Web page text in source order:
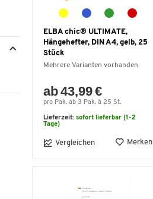
ELBA chic® ULTIMATE,
Hängehefter, DIN A4, gelb, 25
Stück
Mehrere Varianten vorhanden
ab 43,99 €
pro Pak. ab 3 Pak. à 25 St.
Lieferzeit: sofort lieferbar (1-2
Tage)
Vergleichen Merken